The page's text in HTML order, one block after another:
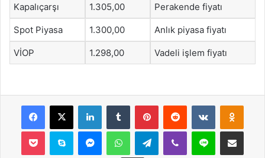
Kapalıçarşı 1.305,00 Perakende fiyatı
Spot Piyasa 1.300,00 Anlık piyasa fiyatı
VİOP 1.298,00 Vadeli işlem fiyatı
Facebook
X LinkedInTumblr PinterestReddit VKontakte
Pocket Skype MessengerWhatsAppTelegramViber Line E-Posta ile